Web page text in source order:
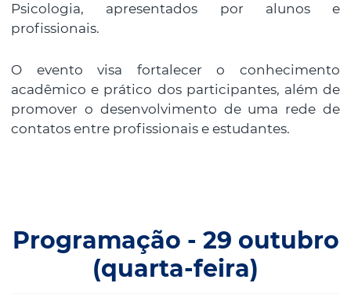
Psicologia, apresentados por alunos e
profissionais.
O evento visa fortalecer o conhecimento
acadêmico e prático dos participantes, além de
promover o desenvolvimento de uma rede de
contatos entre profissionais e estudantes.
Programação - 29 outubro
(quarta-feira)